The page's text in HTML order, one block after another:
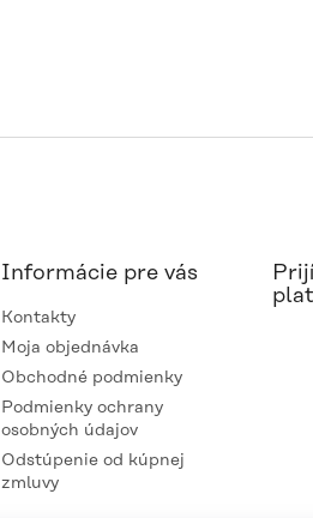
Informácie pre vás
Kontakty
Moja objednávka
Obchodné podmienky
Podmienky ochrany
osobných údajov
Odstúpenie od kúpnej
zmluvy